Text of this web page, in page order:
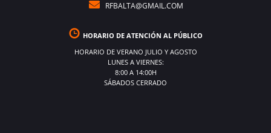
RFBALTA@GMAIL.COM
HORARIO DE ATENCIÓN AL PÚBLICO
HORARIO DE VERANO JULIO Y AGOSTO
LUNES A VIERNES:
8:00 A 14:00H
SÁBADOS CERRADO